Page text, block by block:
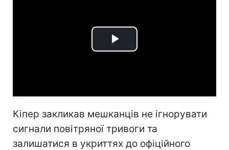
Play
Кіпер закликав мешканців не ігнорувати
сигнали повітряної тривоги та
залишатися в укриттях до офіційного